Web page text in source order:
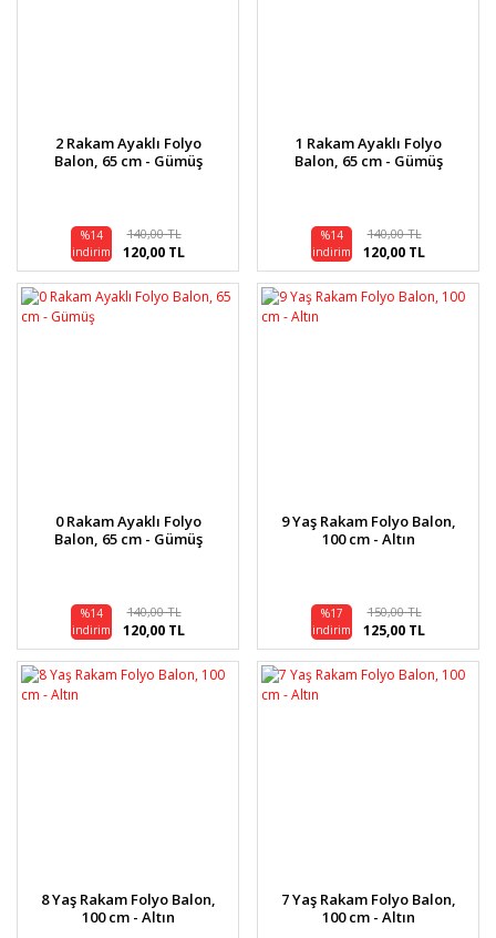
2 Rakam Ayaklı Folyo
Balon, 65 cm - Gümüş
%14
indirim
140,00 TL
120,00 TL
1 Rakam Ayaklı Folyo
Balon, 65 cm - Gümüş
%14
indirim
140,00 TL
120,00 TL
0 Rakam Ayaklı Folyo
Balon, 65 cm - Gümüş
%14
indirim
140,00 TL
120,00 TL
9 Yaş Rakam Folyo Balon,
100 cm - Altın
%17
indirim
150,00 TL
125,00 TL
8 Yaş Rakam Folyo Balon,
100 cm - Altın
7 Yaş Rakam Folyo Balon,
100 cm - Altın